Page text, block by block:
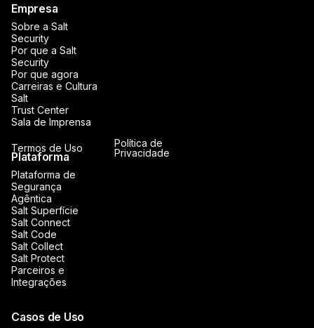
Empresa
Sobre a Salt
Security
Por que a Salt
Security
Por que agora
Carreiras e Cultura
Salt
Trust Center
Sala de Imprensa
Plataforma
Plataforma de
Segurança
Agêntica
Salt Superfície
Salt Connect
Salt Code
Salt Collect
Salt Protect
Parceiros e
Integrações
Casos de Uso
Termos de Uso
Política de
Privacidade